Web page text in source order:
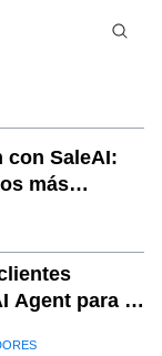
con SaleAI:
más
Agent para la